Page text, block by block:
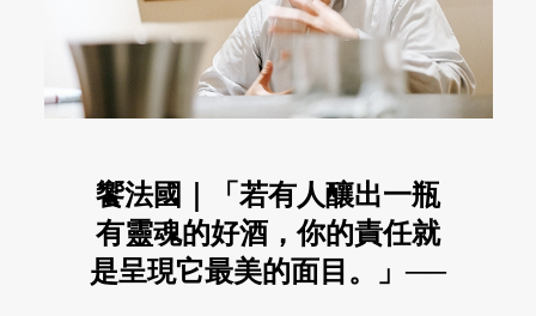
饗法國｜「若有人釀出一瓶
有靈魂的好酒，你的責任就
是呈現它最美的面目。」──